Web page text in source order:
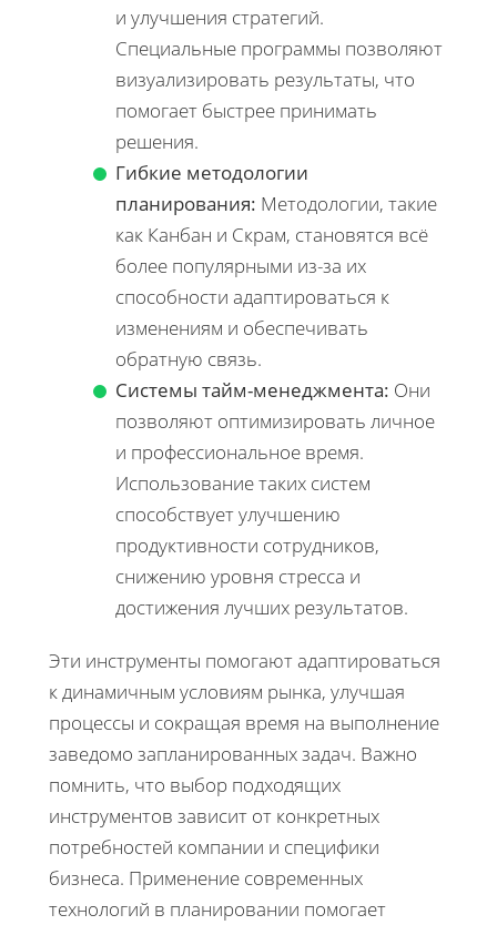
и улучшения стратегий.
Специальные программы позволяют
визуализировать результаты, что
помогает быстрее принимать
решения.
Гибкие методологии
планирования: Методологии, такие
как Канбан и Скрам, становятся всё
более популярными из-за их
способности адаптироваться к
изменениям и обеспечивать
обратную связь.
Системы тайм-менеджмента: Они
позволяют оптимизировать личное
и профессиональное время.
Использование таких систем
способствует улучшению
продуктивности сотрудников,
снижению уровня стресса и
достижения лучших результатов.
Эти инструменты помогают адаптироваться
к динамичным условиям рынка, улучшая
процессы и сокращая время на выполнение
заведомо запланированных задач. Важно
помнить, что выбор подходящих
инструментов зависит от конкретных
потребностей компании и специфики
бизнеса. Применение современных
технологий в планировании помогает